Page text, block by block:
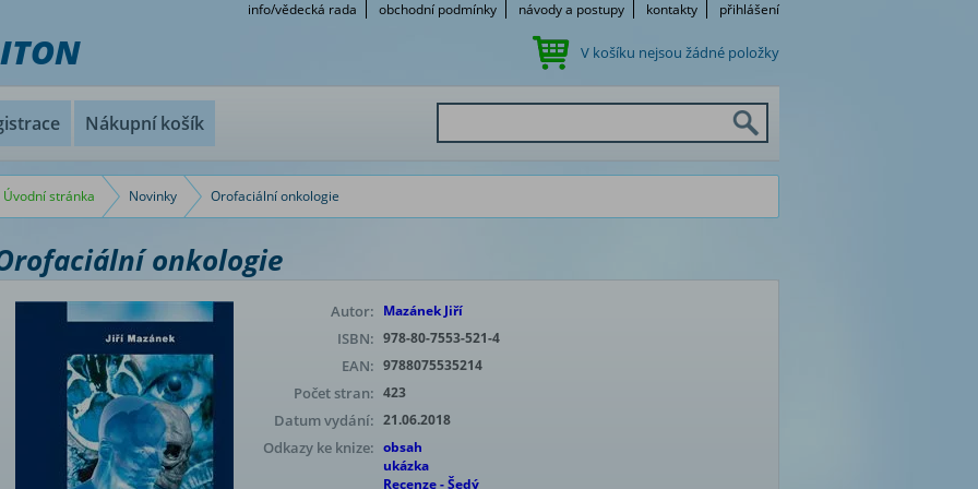
info/vědecká rada obchodní podmínky návody a postupy kontakty přihlášení
V košíku nejsou žádné položky
Nákupní košík
Úvodní stránka Novinky Orofaciální onkologie
onkologie
Autor: Mazánek Jiří
ISBN: 978-80-7553-521-4
EAN: 9788075535214
Počet stran: 423
Datum vydání: 21.06.2018
Odkazy ke knize: obsah
ukázka
Recenze - Šedý